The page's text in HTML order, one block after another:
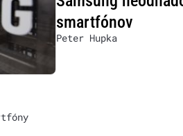
smartfónov
Peter Hupka